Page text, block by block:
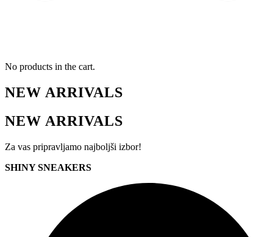
No products in the cart.
NEW ARRIVALS
NEW ARRIVALS
Za vas pripravljamo najboljši izbor!
SHINY SNEAKERS